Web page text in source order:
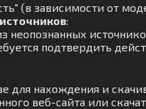
(в зависимости от
:
подтвердить
для нахождения и
веб-сайта или